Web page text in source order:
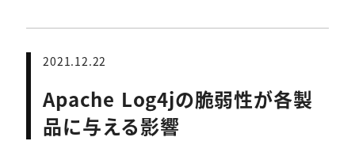
2021.12.22
Apache Log4jの脆弱性が各製
品に与える影響